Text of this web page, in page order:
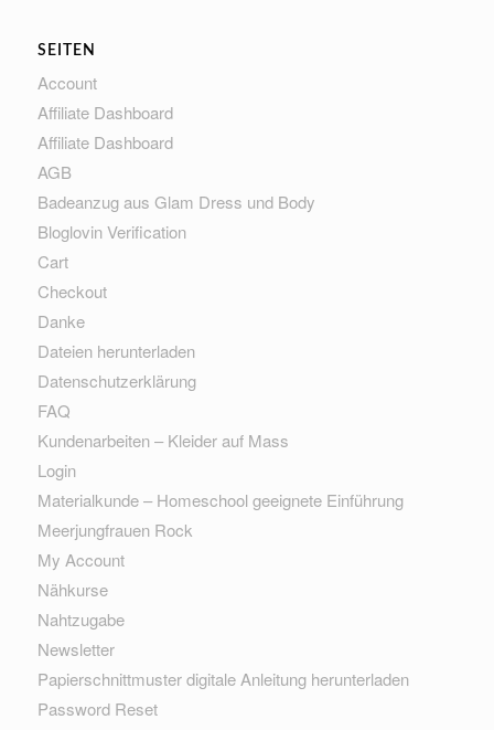
SEITEN
Account
Affiliate Dashboard
Affiliate Dashboard
AGB
Badeanzug aus Glam Dress und Body
Bloglovin Verification
Cart
Checkout
Danke
Dateien herunterladen
Datenschutzerklärung
FAQ
Kundenarbeiten – Kleider auf Mass
Login
Materialkunde – Homeschool geeignete Einführung
Meerjungfrauen Rock
My Account
Nähkurse
Nahtzugabe
Newsletter
Papierschnittmuster digitale Anleitung herunterladen
Password Reset